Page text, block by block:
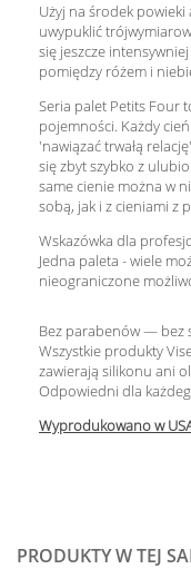
Użyj na środek
uwypuklić
się jeszcze
pomiędzy różem i
Seria palet Petits Four
pojemności. Każdy
'nawiązać trwałą
się zbyt szybko z
same cienie można w
sobą, jak i z cieniami z
Wskazówka dla
Jedna paleta - wiele
nieograniczone
Bez parabenów — bez
Wszystkie produkty
zawierają silikonu ani
Odpowiedni dla
Wyprodukowano w
PRODUKTY W TEJ